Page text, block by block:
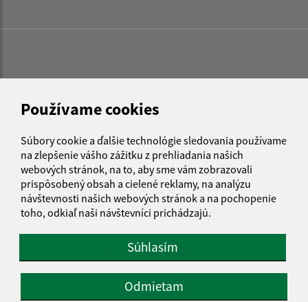
Používame cookies
Súbory cookie a ďalšie technológie sledovania používame
na zlepšenie vášho zážitku z prehliadania našich
webových stránok, na to, aby sme vám zobrazovali
prispôsobený obsah a cielené reklamy, na analýzu
návštevnosti našich webových stránok a na pochopenie
toho, odkiaľ naši návštevníci prichádzajú.
Súhlasím
Odmietam
Informácie o stránke:
Vyhlásenie o prístupnosti
Autorské práva